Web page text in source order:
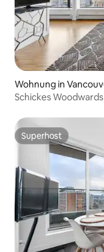
Wohnung in
Schickes
Superhost
Superhost